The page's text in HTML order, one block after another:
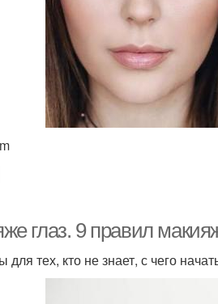
глаз. 9 правил
тех, кто не знает, с чего